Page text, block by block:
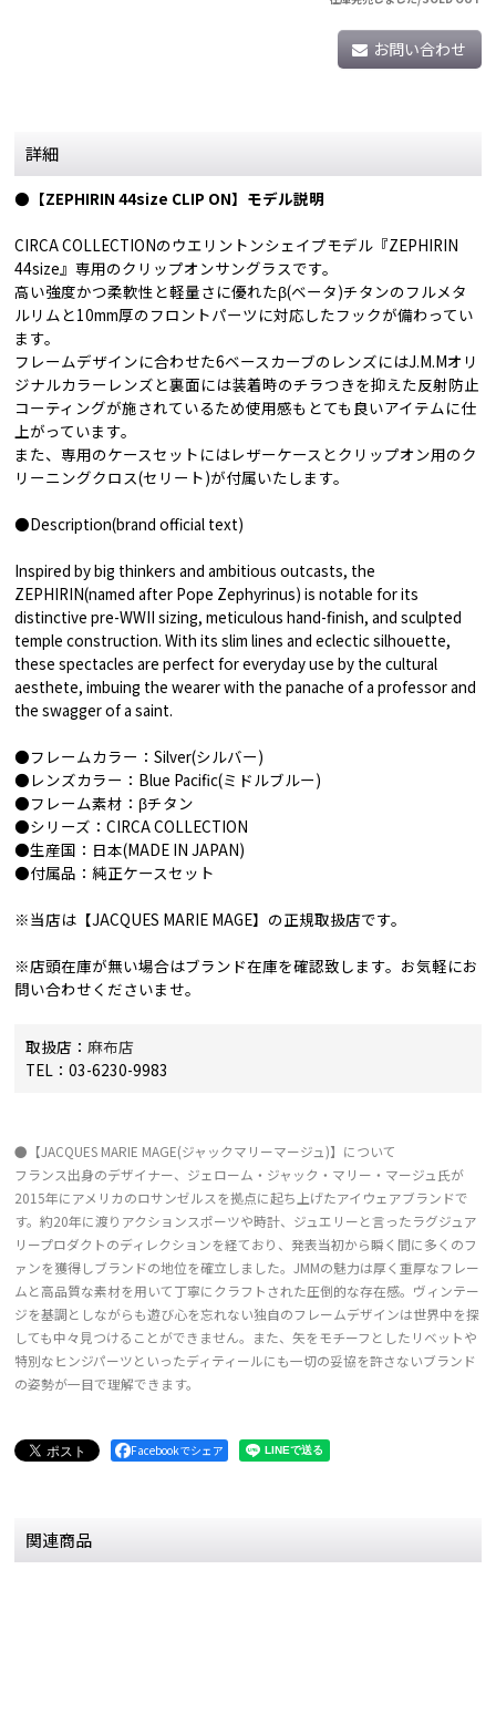
お問い合わせ
詳細
●【ZEPHIRIN 44size CLIP ON】モデル説明
CIRCA COLLECTIONのウエリントンシェイプモデル『ZEPHIRIN
44size』専用のクリップオンサングラスです。
高い強度かつ柔軟性と軽量さに優れたβ(ベータ)チタンのフルメタ
ルリムと10mm厚のフロントパーツに対応したフックが備わってい
ます。
フレームデザインに合わせた6ベースカーブのレンズにはJ.M.Mオリ
ジナルカラーレンズと裏面には装着時のチラつきを抑えた反射防止
コーティングが施されているため使用感もとても良いアイテムに仕
上がっています。
また、専用のケースセットにはレザーケースとクリップオン用のク
リーニングクロス(セリート)が付属いたします。
●Description(brand official text)
Inspired by big thinkers and ambitious outcasts, the
ZEPHIRIN(named after Pope Zephyrinus) is notable for its
distinctive pre-WWII sizing, meticulous hand-finish, and sculpted
temple construction. With its slim lines and eclectic silhouette,
these spectacles are perfect for everyday use by the cultural
aesthete, imbuing the wearer with the panache of a professor and
the swagger of a saint.
●フレームカラー：Silver(シルバー)
●レンズカラー：Blue Pacific(ミドルブルー)
●フレーム素材：βチタン
●シリーズ：CIRCA COLLECTION
●生産国：日本(MADE IN JAPAN)
●付属品：純正ケースセット
※当店は【JACQUES MARIE MAGE】の正規取扱店です。
※店頭在庫が無い場合はブランド在庫を確認致します。お気軽にお
問い合わせくださいませ。
取扱店：麻布店
TEL：03-6230-9983
●【JACQUES MARIE MAGE(ジャックマリーマージュ)】について
フランス出身のデザイナー、ジェローム・ジャック・マリー・マージュ氏が
2015年にアメリカのロサンゼルスを拠点に起ち上げたアイウェアブランドで
す。約20年に渡りアクションスポーツや時計、ジュエリーと言ったラグジュア
リープロダクトのディレクションを経ており、発表当初から瞬く間に多くのフ
ァンを獲得しブランドの地位を確立しました。JMMの魅力は厚く重厚なフレー
ムと高品質な素材を用いて丁寧にクラフトされた圧倒的な存在感。ヴィンテー
ジを基調としながらも遊び心を忘れない独自のフレームデザインは世界中を探
しても中々見つけることができません。また、矢をモチーフとしたリベットや
特別なヒンジパーツといったディティールにも一切の妥協を許さないブランド
の姿勢が一目で理解できます。
Facebookでシェア
関連商品